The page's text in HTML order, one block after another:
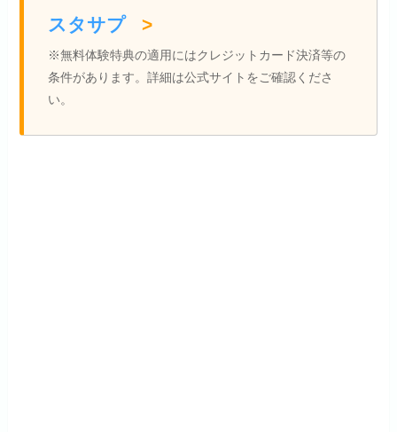
スタサプ >
※無料体験特典の適用にはクレジットカード決済等の
条件があります。詳細は公式サイトをご確認くださ
い。